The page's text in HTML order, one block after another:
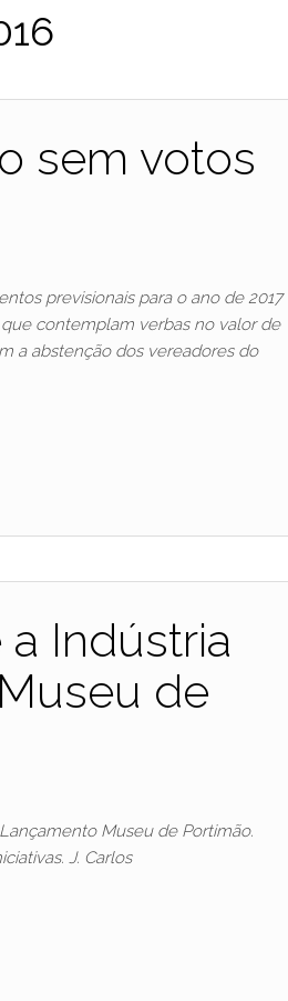
sem votos
previsionais para o ano de 2017
contemplam verbas no valor de
a abstenção dos vereadores do
Indústria
de
Museu de Portimão.
J. Carlos